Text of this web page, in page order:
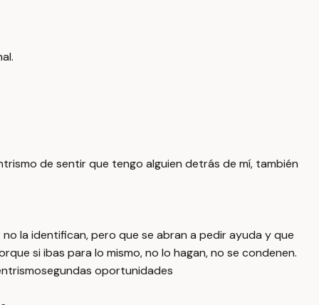
de sentir que tengo alguien detrás de mí, también
la identifican, pero que se abran a pedir ayuda y que
si ibas para lo mismo, no lo hagan, no se condenen.
segundas oportunidades